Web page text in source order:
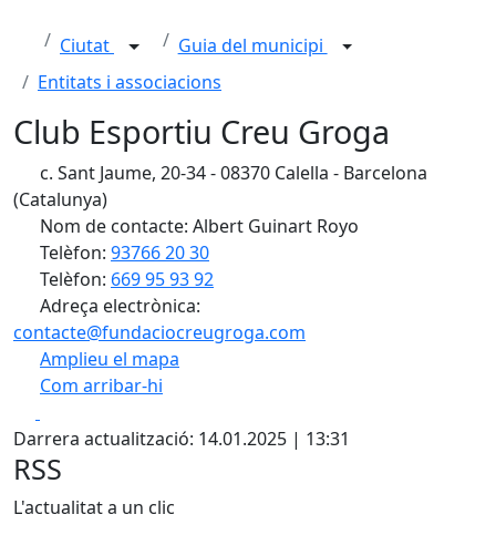
Ciutat
Guia del municipi
Entitats i associacions
Club Esportiu Creu Groga
c. Sant Jaume, 20-34 - 08370 Calella - Barcelona
(Catalunya)
Nom de contacte: Albert Guinart Royo
Telèfon: 93766 20 30
Telèfon: 669 95 93 92
Adreça electrònica:
contacte@fundaciocreugroga.com
Amplieu el mapa
Com arribar-hi
+
−
Darrera actualització: 14.01.2025 | 13:31
RSS
L'actualitat a un clic